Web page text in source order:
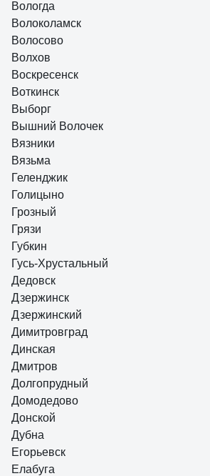
Вологда
Волоколамск
Волосово
Волхов
Воскресенск
Воткинск
Выборг
Вышний Волочек
Вязники
Вязьма
Геленджик
Голицыно
Грозный
Грязи
Губкин
Гусь-Хрустальный
Дедовск
Дзержинск
Дзержинский
Димитровград
Динская
Дмитров
Долгопрудный
Домодедово
Донской
Дубна
Егорьевск
Елабуга